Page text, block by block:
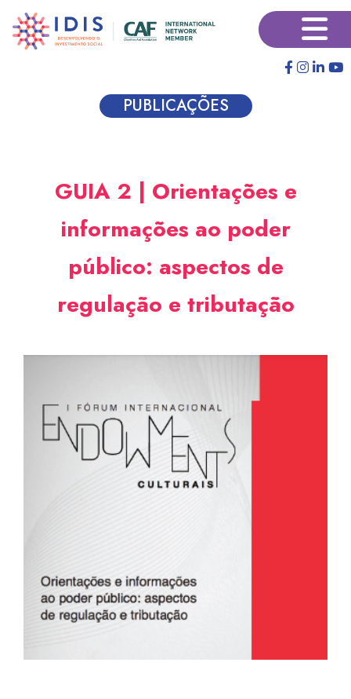
para
×
PUBLICAÇÕES
GUIA 2 | Orientações e
informações ao poder
público: aspectos de
regulação e tributação